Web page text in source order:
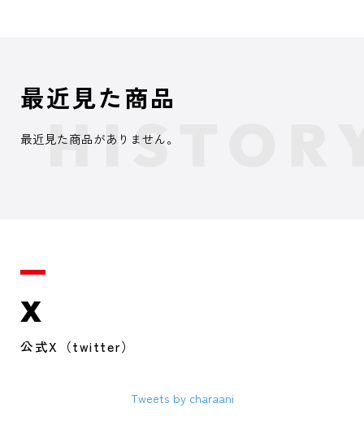
最近見た商品
最近見た商品がありません。
X
公式X（twitter）
Tweets by charaani